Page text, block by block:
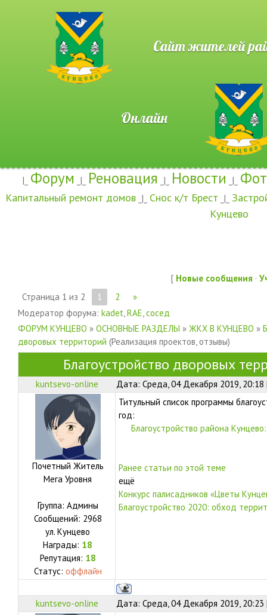
Сайт жителей
Онлайн
|_ Форум _|_ Реновация _|_ Новости _|_
Капитальный ремонт домов _|_ Снос к/т Брест _|_
Кунцево
[ Новые сообщения ·
Страница 1 из 2 1 2
»
Модератор форума: kadet,RAE,сосед
ФОРУМ КУНЦЕВО » ОСНОВНЫЕ РАЗДЕЛЫ » ЖКХ В КУНЦЕВО »
дворовых территорий (Реализация проектов, отзывы)
Благоустройство дворовых
kuntsevo-online Дата: Среда, 04 Декабря 2019,
Почетный Житель
Мега Уровня
Группа: Админы
Сообщений: 2968
ул. Кунцево
Награды: 18
Репутация: 18
Статус: оффлайн
Титульный список программы
год:
Благоустройство района
Ранее статьи по этой теме
ещё
Конкурс палисадников «Цветы
Благоустройство 2020: обход
kuntsevo-online Дата: Среда, 04 Декабря 2019,